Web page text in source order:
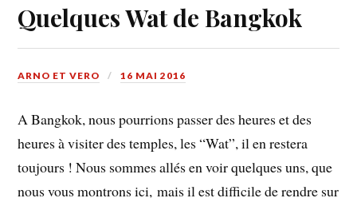
Quelques Wat de Bangkok
ARNO ET VERO 16 MAI 2016
A Bangkok, nous pourrions passer des heures et des
heures à visiter des temples, les “Wat”, il en restera
toujours ! Nous sommes allés en voir quelques uns, que
nous vous montrons ici, mais il est difficile de rendre sur